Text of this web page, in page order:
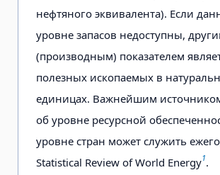
нефтяного эквивалента). Если
уровне запасов недоступны,
(производным) показателем
полезных ископаемых в
единицах. Важнейшим
об уровне ресурсной
уровне стран может служить
Statistical Review of World Energy1.